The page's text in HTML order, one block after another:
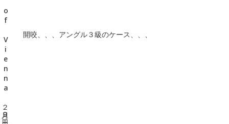
開咬、、、アングル３級のケース、、、